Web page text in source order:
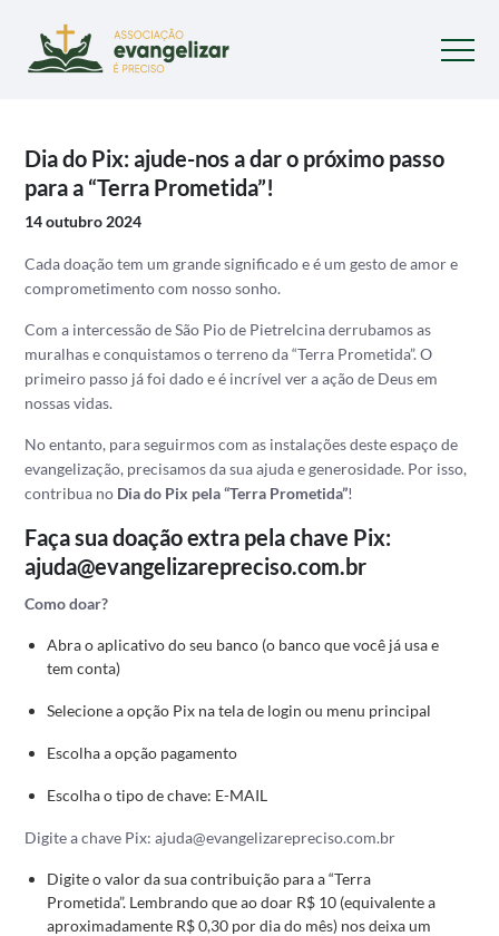
Dia do Pix: ajude-nos a dar o próximo passo
para a “Terra Prometida”!
14 outubro 2024
Cada doação tem um grande significado e é um gesto de amor e
comprometimento com nosso sonho.
Com a intercessão de São Pio de Pietrelcina derrubamos as
muralhas e conquistamos o terreno da “Terra Prometida”. O
primeiro passo já foi dado e é incrível ver a ação de Deus em
nossas vidas.
No entanto, para seguirmos com as instalações deste espaço de
evangelização, precisamos da sua ajuda e generosidade. Por isso,
contribua no Dia do Pix pela “Terra Prometida”!
Faça sua doação extra pela chave Pix:
ajuda@evangelizarepreciso.com.br
Como doar?
Abra o aplicativo do seu banco (o banco que você já usa e
tem conta)
Selecione a opção Pix na tela de login ou menu principal
Escolha a opção pagamento
Escolha o tipo de chave: E-MAIL
Digite a chave Pix: ajuda@evangelizarepreciso.com.br
Digite o valor da sua contribuição para a “Terra
Prometida”. Lembrando que ao doar R$ 10 (equivalente a
aproximadamente R$ 0,30 por dia do mês) nos deixa um